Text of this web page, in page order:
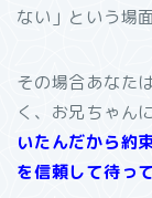
ない」という場
その場合あなた
く、お兄ちゃん
いたんだから約
を信頼して待っ